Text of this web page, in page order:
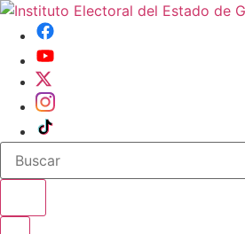
Buscar en el sitio